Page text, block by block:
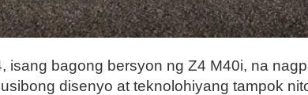
isang bagong bersyon ng Z4 M40i, na
disenyo at teknolohiyang tampok